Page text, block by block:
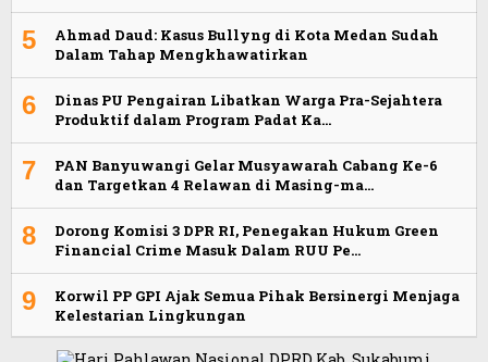
5
Ahmad Daud: Kasus Bullyng di Kota Medan Sudah
Dalam Tahap Mengkhawatirkan
6
Dinas PU Pengairan Libatkan Warga Pra-Sejahtera
Produktif dalam Program Padat Ka…
7
PAN Banyuwangi Gelar Musyawarah Cabang Ke-6
dan Targetkan 4 Relawan di Masing-ma…
8
Dorong Komisi 3 DPR RI, Penegakan Hukum Green
Financial Crime Masuk Dalam RUU Pe…
9
Korwil PP GPI Ajak Semua Pihak Bersinergi Menjaga
Kelestarian Lingkungan